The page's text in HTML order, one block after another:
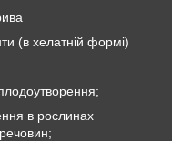
(в хелатній формі)
в рослинах